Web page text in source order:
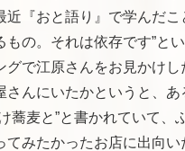
近『おと語り』で学んだ
もの。それは依存です”と
グで江原さんをお見かけし
さんにいたかというと、
蕎麦と”と書かれていて、
てみたかったお店に出向